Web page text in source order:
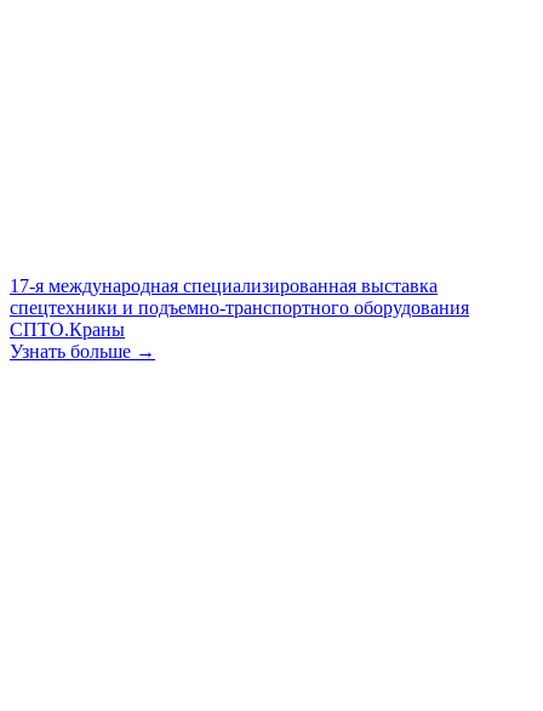
17-я международная специализированная выставка
спецтехники и подъемно-транспортного оборудования
СПТО.Краны
Узнать больше →